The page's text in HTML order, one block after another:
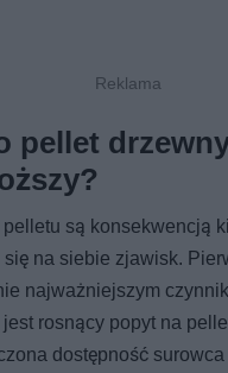
pellet
są konsekwencją
się na siebie zjawisk.
najważniejszym
rosnący popyt na
dostępność surowca